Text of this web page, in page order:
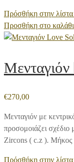
Πρόσθήκη στην λίστα
Προσθήκη στο καλάθι
€270,00
Μενταγιόν με
προσομοιάζει
Zircons ( c.z ). Μήκος
Πρόσθήκη στην λίστα